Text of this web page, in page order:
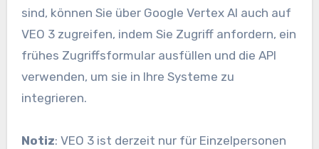
sind, können Sie über Google Vertex AI auch auf
VEO 3 zugreifen, indem Sie Zugriff anfordern, ein
frühes Zugriffsformular ausfüllen und die API
verwenden, um sie in Ihre Systeme zu
integrieren.
Notiz: VEO 3 ist derzeit nur für Einzelpersonen